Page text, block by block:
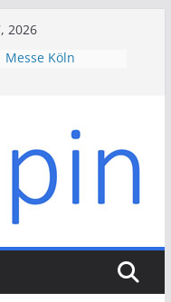
2026
Messe Köln
2026 |
2026 | Messe
2026 | Messe